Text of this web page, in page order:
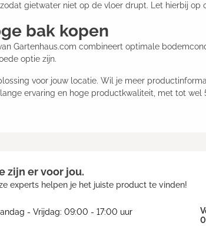
gietwater niet op de vloer drupt. Let hierbij
bak kopen
Gartenhaus.com combineert optimale
optie zijn.
voor jouw locatie. Wil je meer
ervaring en hoge productkwaliteit, met tot wel
zijn er voor jou.
experts helpen je het juiste product te vinden!
- Vrijdag: 09:00 - 17:00 uur